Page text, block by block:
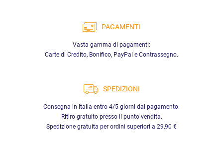
PAGAMENTI
Vasta gamma di pagamenti:
Carte di Credito, Bonifico, PayPal e Contrassegno.
SPEDIZIONI
Consegna in Italia entro 4/5 giorni dal pagamento.
Ritiro gratuito presso il punto vendita.
Spedizione gratuita per ordini superiori a 29,90 €